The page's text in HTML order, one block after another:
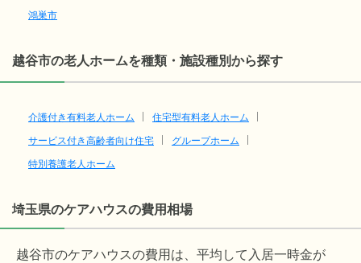
鴻巣市
越谷市の老人ホームを種類・施設種別から探す
介護付き有料老人ホーム
住宅型有料老人ホーム
サービス付き高齢者向け住宅
グループホーム
特別養護老人ホーム
埼玉県のケアハウスの費用相場
越谷市のケアハウスの費用は、平均して入居一時金が